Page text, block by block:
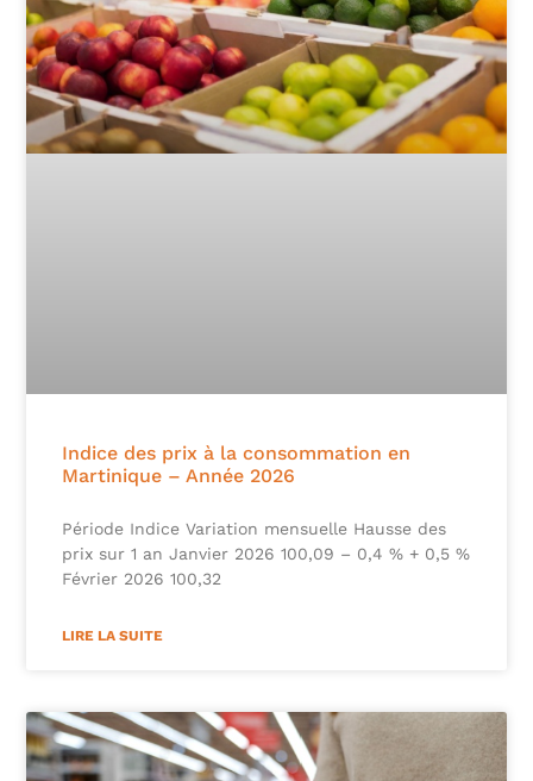
Indice des prix à la consommation en
Martinique – Année 2026
Période Indice Variation mensuelle Hausse des
prix sur 1 an Janvier 2026 100,09 – 0,4 % + 0,5 %
Février 2026 100,32
LIRE LA SUITE